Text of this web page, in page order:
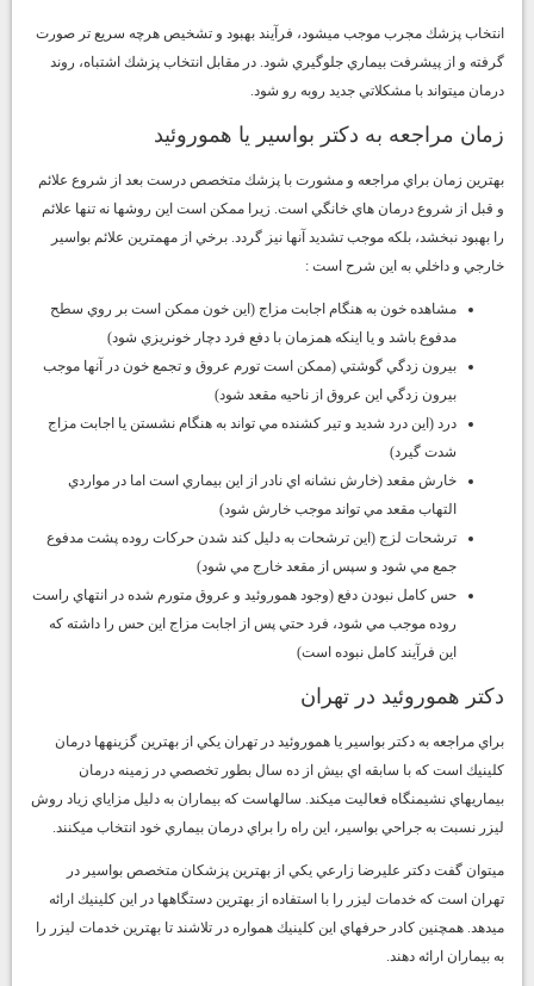
انتخاب پزشك مجرب موجب ميشود، فرآيند بهبود و تشخيص هرچه سريع تر صورت
گرفته و از پيشرفت بيماري جلوگيري شود. در مقابل انتخاب پزشك اشتباه، روند
درمان ميتواند با مشكلاتي جديد روبه رو شود.
زمان مراجعه به دكتر بواسير يا هموروئيد
بهترين زمان براي مراجعه و مشورت با پزشك متخصص درست بعد از شروع علائم
و قبل از شروع درمان هاي خانگي است. زيرا ممكن است اين روشها نه تنها علائم
را بهبود نبخشد، بلكه موجب تشديد آنها نيز گردد. برخي از مهمترين علائم بواسير
خارجي و داخلي به اين شرح است :
مشاهده خون به هنگام اجابت مزاج (اين خون ممكن است بر روي سطح
مدفوع باشد و يا اينكه همزمان با دفع فرد دچار خونريزي شود)
بيرون زدگي گوشتي (ممكن است تورم عروق و تجمع خون در آنها موجب
بيرون زدگي اين عروق از ناحيه مقعد شود)
درد (اين درد شديد و تير كشنده مي تواند به هنگام نشستن يا اجابت مزاج
شدت گيرد)
خارش مقعد (خارش نشانه اي نادر از اين بيماري است اما در مواردي
التهاب مقعد مي تواند موجب خارش شود)
ترشحات لزج (اين ترشحات به دليل كند شدن حركات روده پشت مدفوع
جمع مي شود و سپس از مقعد خارج مي شود)
حس كامل نبودن دفع (وجود هموروئيد و عروق متورم شده در انتهاي راست
روده موجب مي شود، فرد حتي پس از اجابت مزاج اين حس را داشته كه
اين فرآيند كامل نبوده است)
دكتر هموروئيد در تهران
براي مراجعه به دكتر بواسير يا هموروئيد در تهران يكي از بهترين گزينهها درمان
كلينيك است كه با سابقه اي بيش از ده سال بطور تخصصي در زمينه درمان
بيماريهاي نشيمنگاه فعاليت ميكند. سالهاست كه بيماران به دليل مزاياي زياد روش
ليزر نسبت به جراحي بواسير، اين راه را براي درمان بيماري خود انتخاب ميكنند.
ميتوان گفت دكتر عليرضا زارعي يكي از بهترين پزشكانمتخصص بواسير در
تهران است كه خدمات ليزر را با استفاده از بهترين دستگاهها در اين كلينيك ارائه
ميدهد. همچنين كادر حرفهاي اين كلينيك همواره در تلاشند تا بهترين خدمات ليزر را
به بيماران ارائه دهند.